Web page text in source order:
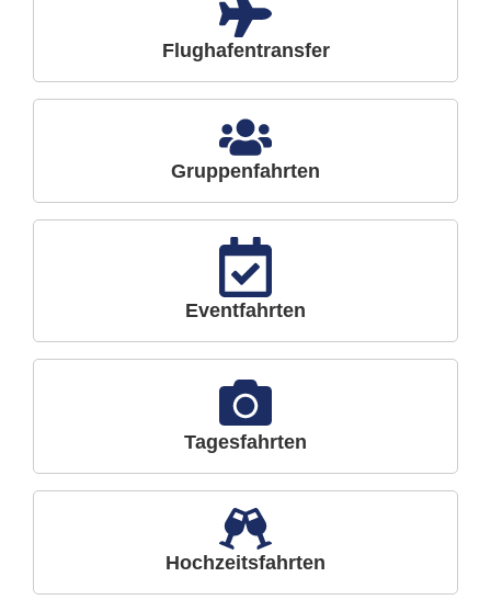
Flughafentransfer
Gruppenfahrten
Eventfahrten
Tagesfahrten
Hochzeitsfahrten